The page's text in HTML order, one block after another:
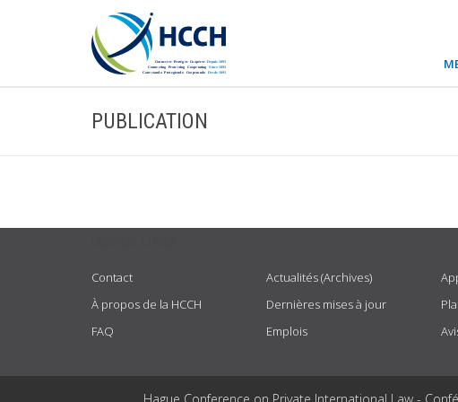
PUBLICATION
Contact
À propos de la HCCH
FAQ
Actualités (Archives)
Dernières mises à jour
Emplois